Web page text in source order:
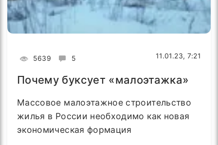
5639 5 11.01.23, 7:21
Почему буксует «малоэтажка»
Массовое малоэтажное строительство
жилья в России необходимо как новая
экономическая формация